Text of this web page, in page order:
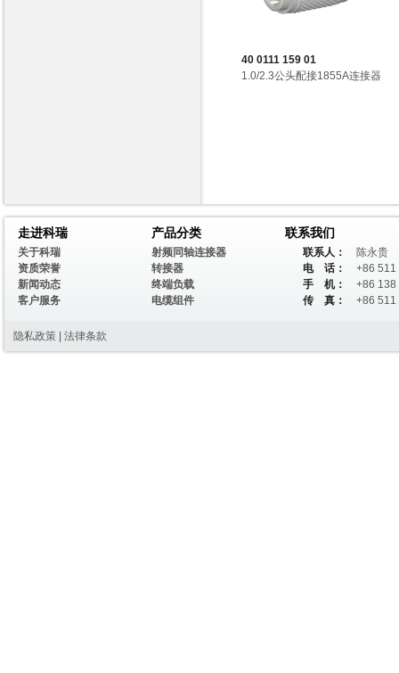
40 0111 159 01
1.0/2.3公头配接1855A连接器
走进科瑞
关于科瑞
资质荣誉
新闻动态
客户服务
产品分类
射频同轴连接器
转接器
终端负载
电缆组件
联系我们
联系人：
陈永贵
电 话：
+86 511
手 机：
+86 138
传 真：
+86 511
隐私政策 法律条款